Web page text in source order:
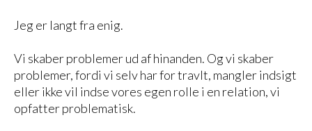
Jeg er langt fra enig.
Vi skaber problemer ud af hinanden. Og vi skaber
problemer, fordi vi selv har for travlt, mangler indsigt
eller ikke vil indse vores egen rolle i en relation, vi
opfatter problematisk.